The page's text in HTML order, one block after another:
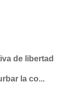
de libertad
la co...